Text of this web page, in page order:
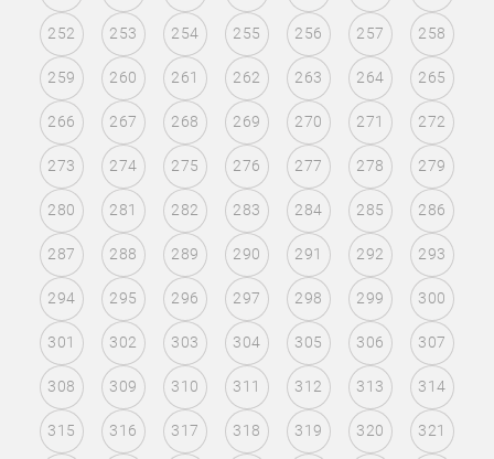
252 253 254 255 256 257 258
259 260 261 262 263 264 265
266 267 268 269 270 271 272
273 274 275 276 277 278 279
280 281 282 283 284 285 286
287 288 289 290 291 292 293
294 295 296 297 298 299 300
301 302 303 304 305 306 307
308 309 310 311 312 313 314
315 316 317 318 319 320 321